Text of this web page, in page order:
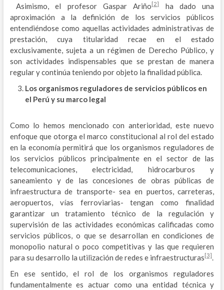
Asimismo, el profesor Gaspar Ariño [2]ha dado una
aproximación a la definición de los servicios públicos
entendiéndose como aquellas actividades administrativas de
prestación, cuya titularidad recae en el estado
exclusivamente, sujeta a un régimen de Derecho Público, y
son actividades indispensables que se prestan de manera
regular y continúa teniendo por objeto la finalidad pública.
Los organismos reguladores de servicios públicos en
el Perú y su marco legal
Como lo hemos mencionado con anterioridad, este nuevo
enfoque que otorga el marco constitucional al rol del estado
en la economía permitirá que los organismos reguladores de
los servicios públicos principalmente en el sector de las
telecomunicaciones, electricidad, hidrocarburos y
saneamiento y de las concesiones de obras públicas de
infraestructura de transporte- sea en puertos, carreteras,
aeropuertos, vías ferroviarias- tengan como finalidad
garantizar un tratamiento técnico de la regulación y
supervisión de las actividades económicas calificadas como
servicios públicos, o que se desarrollan en condiciones de
monopolio natural o poco competitivas y las que requieren
para su desarrollo la utilización de redes e infraestructuras [3].
En ese sentido, el rol de los organismos reguladores
fundamentalmente es actuar como una entidad técnica y